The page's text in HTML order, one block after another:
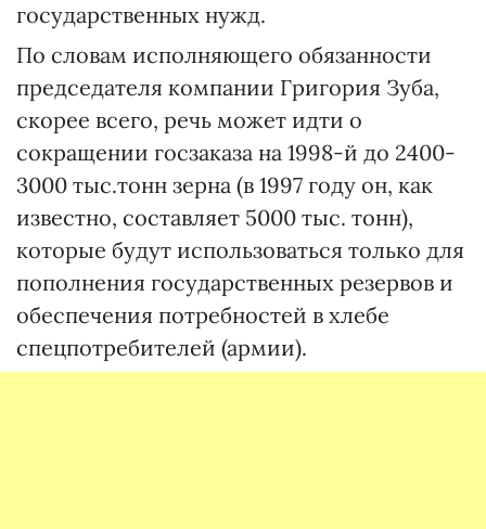
государственных нужд.
По словам исполняющего обязанности
председателя компании Григория Зуба,
скорее всего, речь может идти о
сокращении госзаказа на 1998-й до 2400-
3000 тыс.тонн зерна (в 1997 году он, как
известно, составляет 5000 тыс. тонн),
которые будут использоваться только для
пополнения государственных резервов и
обеспечения потребностей в хлебе
спецпотребителей (армии).